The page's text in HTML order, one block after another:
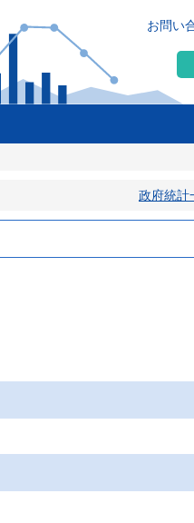
お問い
政府統計